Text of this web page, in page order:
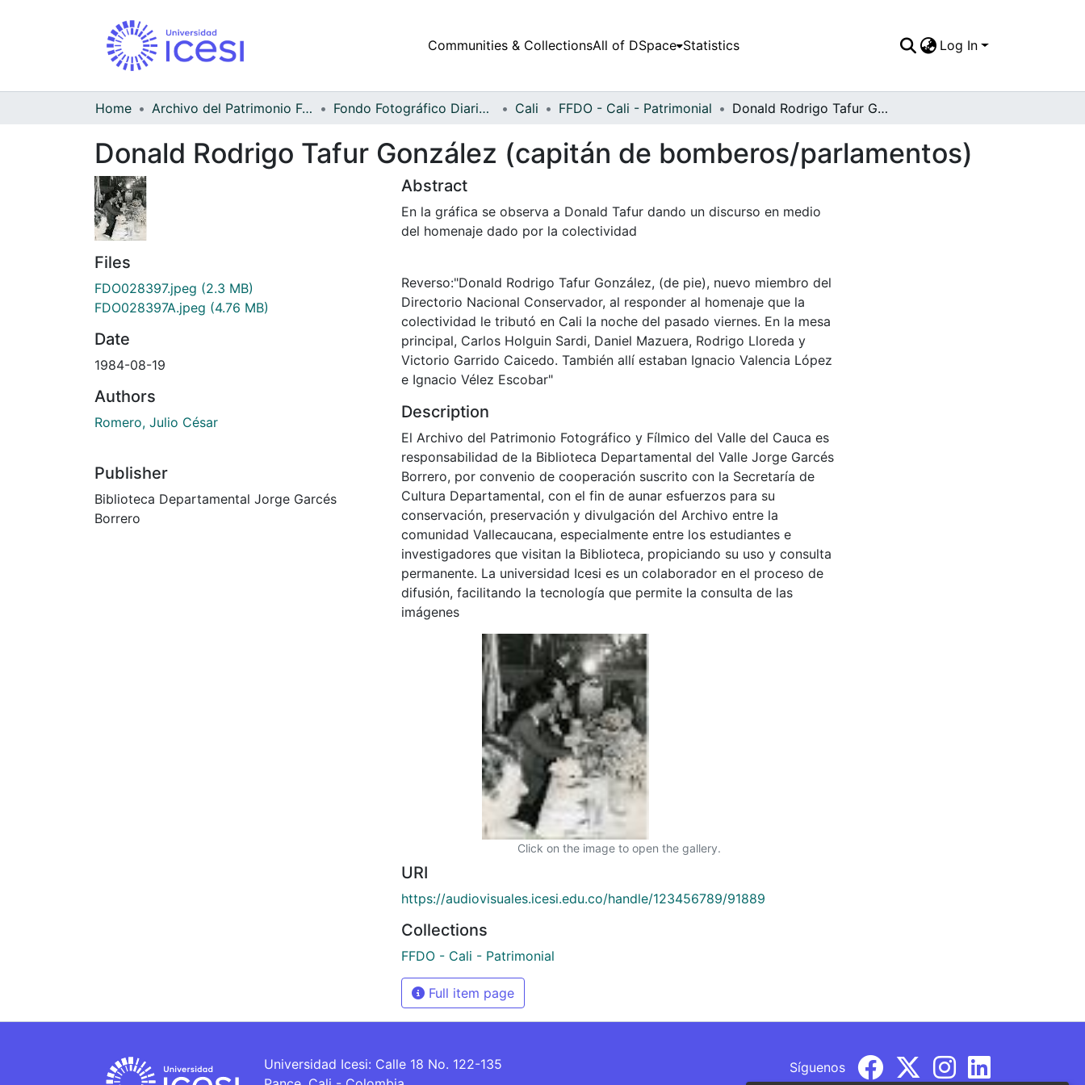
Communities & CollectionsAll of DSpace Statistics Log In
Home Archivo del Patrimonio Fotográfico y Fílmico del Valle del Cauca Fondo Fotográfico Diario Occidente Cali FFDO - Cali - Patrimonial Donald Rodrigo Tafur González (capitán de bomberos/parlamentos)
Donald Rodrigo Tafur González (capitán de bomberos/parlamentos)
Files
FDO028397.jpeg (2.3 MB)
FDO028397A.jpeg (4.76 MB)
Date
1984-08-19
Authors
Romero, Julio César
Publisher
Biblioteca Departamental Jorge Garcés
Borrero
Abstract
En la gráfica se observa a Donald Tafur dando un discurso en medio
del homenaje dado por la colectividad
Reverso:"Donald Rodrigo Tafur González, (de pie), nuevo miembro del
Directorio Nacional Conservador, al responder al homenaje que la
colectividad le tributó en Cali la noche del pasado viernes. En la mesa
principal, Carlos Holguin Sardi, Daniel Mazuera, Rodrigo Lloreda y
Victorio Garrido Caicedo. También allí estaban Ignacio Valencia López
e Ignacio Vélez Escobar"
Description
El Archivo del Patrimonio Fotográfico y Fílmico del Valle del Cauca es
responsabilidad de la Biblioteca Departamental del Valle Jorge Garcés
Borrero, por convenio de cooperación suscrito con la Secretaría de
Cultura Departamental, con el fin de aunar esfuerzos para su
conservación, preservación y divulgación del Archivo entre la
comunidad Vallecaucana, especialmente entre los estudiantes e
investigadores que visitan la Biblioteca, propiciando su uso y consulta
permanente. La universidad Icesi es un colaborador en el proceso de
difusión, facilitando la tecnología que permite la consulta de las
imágenes
Click on the image to open the gallery.
URI
https://audiovisuales.icesi.edu.co/handle/123456789/91889
Collections
FFDO - Cali - Patrimonial
Full item page
Universidad Icesi: Calle 18 No. 122-135
Síguenos